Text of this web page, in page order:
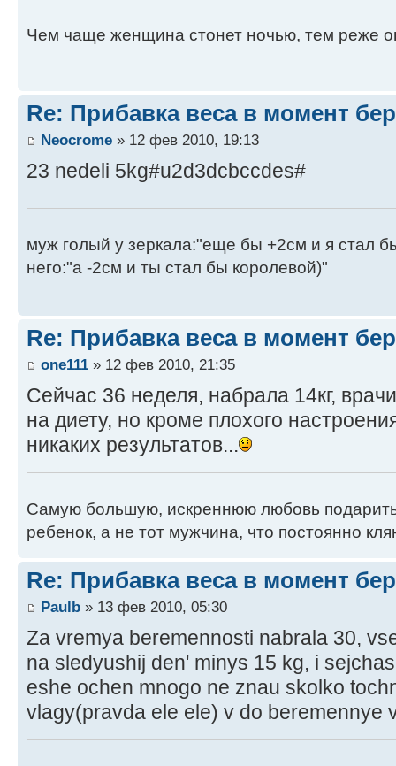
Чем чаще женщина стонет ночью, тем реже
Re: Прибавка веса в момент
Neocrome » 12 фев 2010, 19:13
23 nedeli 5kg#u2d3dcbccdes#
муж голый у зеркала:"еще бы +2см и я стал
него:"а -2см и ты стал бы королевой)"
Re: Прибавка веса в момент
one111 » 12 фев 2010, 21:35
Сейчас 36 неделя, набрала 14кг,
на диету, но кроме плохого
никаких результатов...
Самую большую, искреннюю любовь
ребенок, а не тот мужчина, что постоянно
Re: Прибавка веса в момент
Paulb » 13 фев 2010, 05:30
Za vremya beremennosti nabrala 30,
na sledyushij den' minys 15 kg, i
eshe ochen mnogo ne znau skolko
vlagy(pravda ele ele) v do beremennye